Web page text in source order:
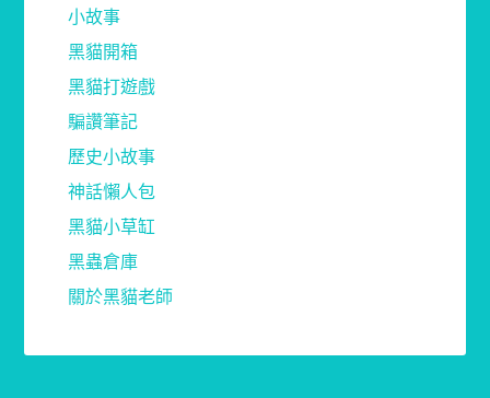
小故事
黑貓開箱
黑貓打遊戲
騙讚筆記
歷史小故事
神話懶人包
黑貓小草缸
黑蟲倉庫
關於黑貓老師